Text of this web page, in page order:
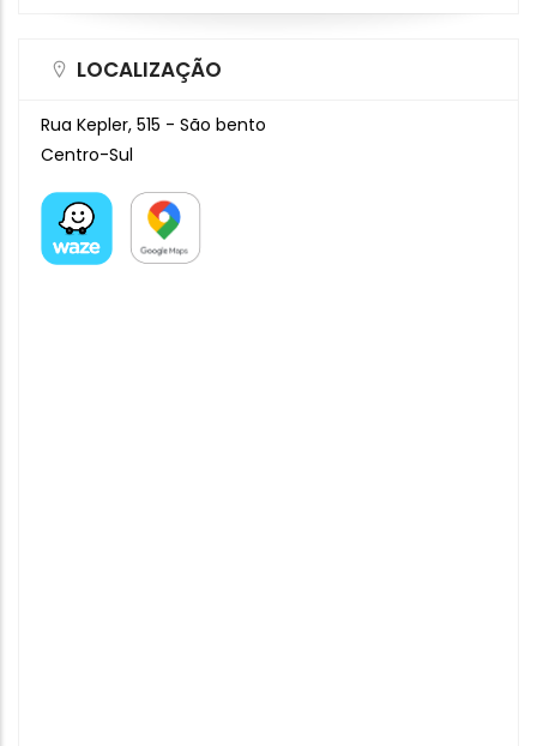
LOCALIZAÇÃO
Rua Kepler, 515 - São bento
Centro-Sul